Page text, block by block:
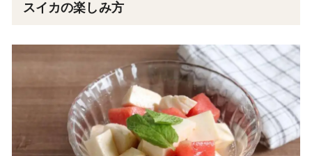
スイカの楽しみ方